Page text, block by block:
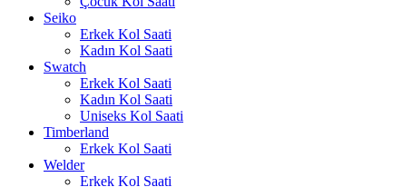
Seiko
Erkek Kol Saati
Kadın Kol Saati
Swatch
Erkek Kol Saati
Kadın Kol Saati
Uniseks Kol Saati
Timberland
Erkek Kol Saati
Welder
Erkek Kol Saati